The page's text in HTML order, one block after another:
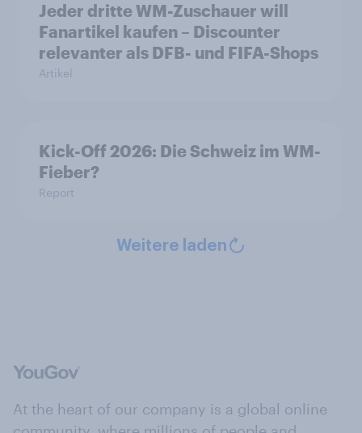
Jeder dritte WM-Zuschauer will
Fanartikel kaufen – Discounter
relevanter als DFB- und FIFA-Shops
Artikel
Kick-Off 2026: Die Schweiz im WM-
Fieber?​
Report
Weitere laden
At the heart of our company is a global online